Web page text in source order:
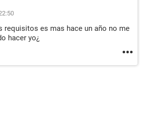
requisitos es mas hace un año no me
hacer yo¿